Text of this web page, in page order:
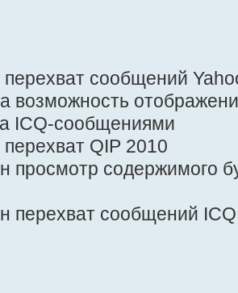
сообщений
возможность
ICQ-сообщениями
QIP 2010
просмотр содержимого
перехват сообщений